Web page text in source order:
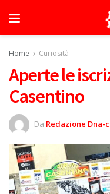
Home Curiosità
Aperte le
Casentino
Da Redazione Dna-